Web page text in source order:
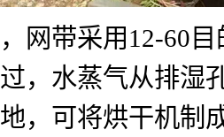
，网带采用12-60
过，水蒸气从排湿
地，可将烘干机制